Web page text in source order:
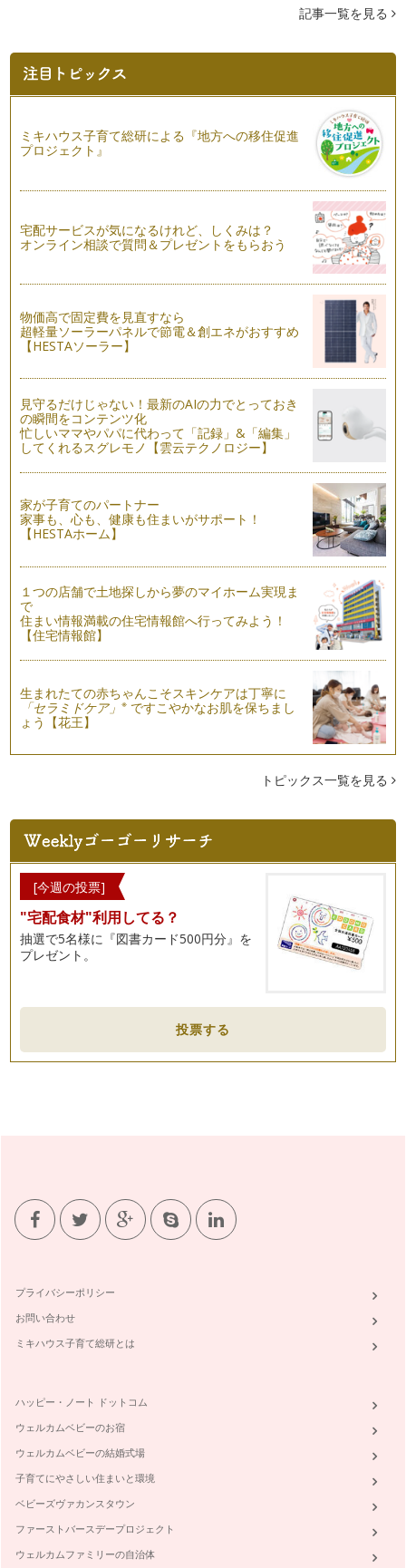
アレルギーっ子と一緒に作りたい！卵＆乳なしかぼちゃケーキ
ハロウィンが終わり、早くもクリスマスを感じさせるイルミネ
忙しいママの味方「こねない！汚れない！フォカッチャ」
パンを日常的に作りたいんだけど、子どもが抱っこ抱っこばか
失敗しちゃった！を減らすためのパン作りのコツとポイント３
パン作りをしたことがない方は、「パンを作るなんて難しくて
生地が膨らまない！失敗生地でできる自家製ピザ
おうちでのパン作り、泣きわめいたり抱っこをせがんだりとい
焼きたてパン VS 残ったパン ～最後のひとかけらまで美味し
く～
買ってきたパン、自分で作ったパン、いつ食べますか？ その
日のうち？ 翌日の朝食？ 私は…
時々、パン教室の生徒さんに聞かれます。「おうちでパン作る
なら、絶対にこれはいる！っていう道…
子どもにはじめて食べさせてあげるパン、離乳食初期にパン粥
アレルギーっ子のためのパン作りで気をつけたい３つのこと
離乳食を始めると発覚する食物アレルギー。卵、乳、小麦は乳
児に出やすい三大食物アレルギーです…
記事一覧を見る
ミキハウス子育て総研による『地方への移住促進
プロジェクト』
宅配サービスが気になるけれど、しくみは？
オンライン相談で質問＆プレゼントをもらおう
物価高で固定費を見直すなら
超軽量ソーラーパネルで節電＆創エネがおすすめ
【HESTAソーラー】
見守るだけじゃない！最新のAIの力でとっておき
の瞬間をコンテンツ化
忙しいママやパパに代わって「記録」&「編集」
してくれるスグレモノ【雲云テクノロジー】
家が子育てのパートナー
家事も、心も、健康も住まいがサポート！
【HESTAホーム】
１つの店舗で土地探しから夢のマイホーム実現ま
で
住まい情報満載の住宅情報館へ行ってみよう！
【住宅情報館】
生まれたての赤ちゃんこそスキンケアは丁寧に
「セラミドケア」※ ですこやかなお肌を保ちまし
ょう【花王】
トピックス一覧を見る
[今週の投票]
"宅配食材"利用してる？
抽選で5名様に『図書カード500円分』を
プレゼント。
投票する
プライバシーポリシー
お問い合わせ
ミキハウス子育て総研とは
ハッピー・ノート ドットコム
ウェルカムベビーのお宿
ウェルカムベビーの結婚式場
子育てにやさしい住まいと環境
ベビーズヴァカンスタウン
ファーストバースデープロジェクト
ウェルカムファミリーの自治体